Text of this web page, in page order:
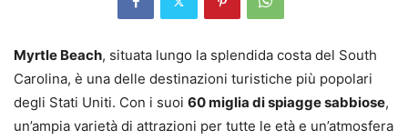
Myrtle Beach, situata lungo la splendida costa del South
Carolina, è una delle destinazioni turistiche più popolari
degli Stati Uniti. Con i suoi 60 miglia di spiagge sabbiose,
un’ampia varietà di attrazioni per tutte le età e un’atmosfera